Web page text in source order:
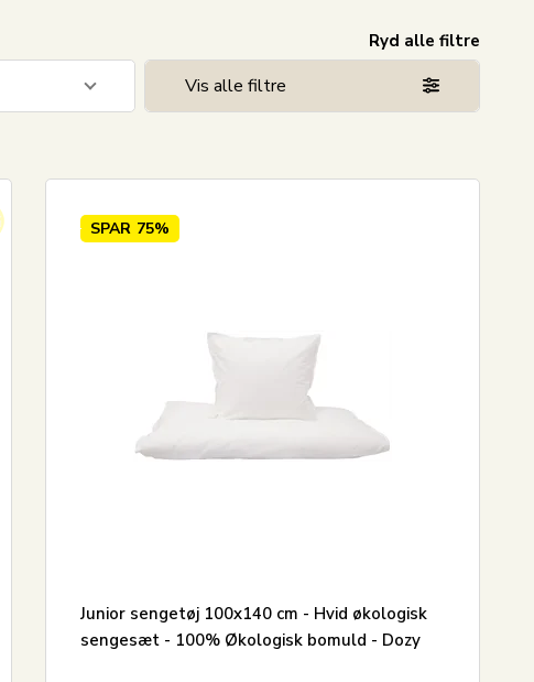
Ryd alle filtre
1
Vis alle filtre
SPAR 75%
Junior sengetøj 100x140 cm - Hvid økologisk
sengesæt - 100% Økologisk bomuld - Dozy